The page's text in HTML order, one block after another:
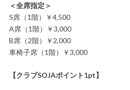
＜全席指定＞
S席（1階）￥4,500
A席（1階）￥3,000
B席（2階）￥2,000
車椅子席（1階）￥3,000
【クラブSOJAポイント1pt】